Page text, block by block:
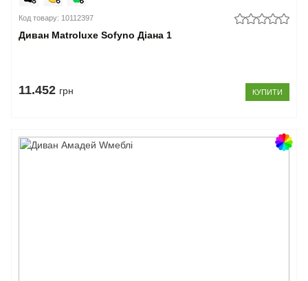
Код товару: 10112397
Диван Matroluxe Sofyno Діана 1
11.452 грн КУПИТИ